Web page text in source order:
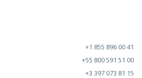
+1 855 896 00 41
+55 800 591 51 00
+3 397 073 81 15